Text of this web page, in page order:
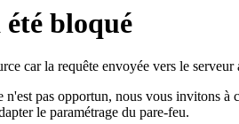
été bloqué
car la requête envoyée vers le serveur
pas opportun, nous vous invitons à
le paramétrage du pare-feu.